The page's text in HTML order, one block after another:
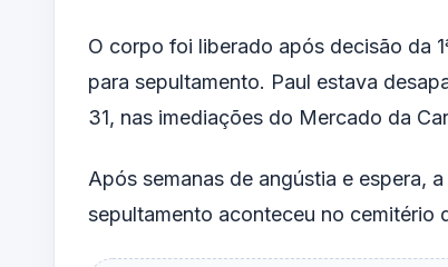
O corpo foi liberado após decisão da
para sepultamento. Paul estava
31, nas imediações do Mercado da
Após semanas de angústia e espera,
sepultamento aconteceu no cemitério